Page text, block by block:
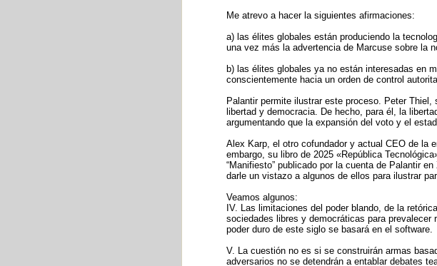
Me atrevo a hacer la siguientes afirmaciones:
a) las élites globales están produciendo la
una vez más la advertencia de Marcuse sobre la
b) las élites globales ya no están interesadas en
conscientemente hacia un orden de control
Palantir permite ilustrar este proceso. Peter
libertad y democracia. De hecho, para él, la
argumentando que la expansión del voto y el
Alex Karp, el otro cofundador y actual CEO de la
embargo, su libro de 2025 «República
“Manifiesto” publicado por la cuenta de Palantir
darle un vistazo a algunos de ellos para ilustrar
Veamos algunos:
IV. Las limitaciones del poder blando, de la
sociedades libres y democráticas para prevalecer
poder duro de este siglo se basará en el software.
V. La cuestión no es si se construirán armas
adversarios no se detendrán a entablar debates